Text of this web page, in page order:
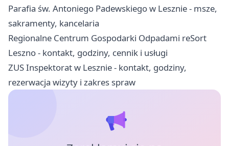
Parafia św. Antoniego Padewskiego w Lesznie - msze,
sakramenty, kancelaria
Regionalne Centrum Gospodarki Odpadami reSort
Leszno - kontakt, godziny, cennik i usługi
ZUS Inspektorat w Lesznie - kontakt, godziny,
rezerwacja wizyty i zakres spraw